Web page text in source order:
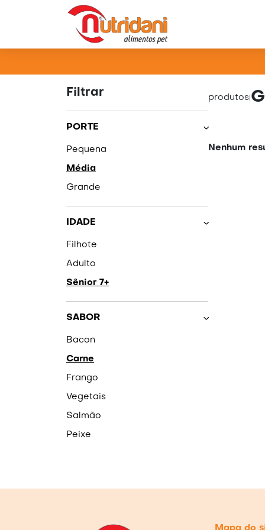
Filtrar
PORTE
Pequena
Média
Grande
IDADE
Filhote
Adulto
Sênior 7+
SABOR
Bacon
Carne
Frango
Vegetais
Salmão
Peixe
produtos
Nenhum
Mapa do